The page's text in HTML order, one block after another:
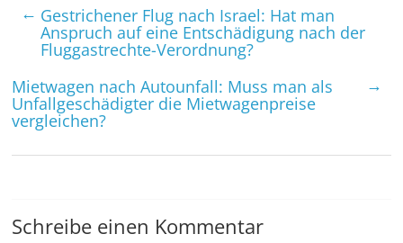
← Gestrichener Flug nach Israel: Hat man
Anspruch auf eine Entschädigung nach der
Fluggastrechte-Verordnung?
Mietwagen nach Autounfall: Muss man als
Unfallgeschädigter die Mietwagenpreise
vergleichen?
→
Schreibe einen Kommentar